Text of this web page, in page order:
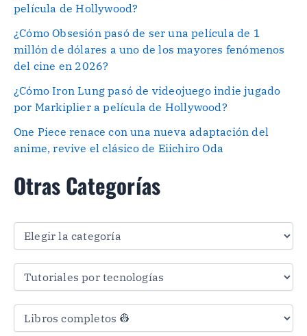
película de Hollywood?
¿Cómo Obsesión pasó de ser una película de 1
millón de dólares a uno de los mayores fenómenos
del cine en 2026?
¿Cómo Iron Lung pasó de videojuego indie jugado
por Markiplier a película de Hollywood?
One Piece renace con una nueva adaptación del
anime, revive el clásico de Eiichiro Oda
Otras Categorías
O
a
a